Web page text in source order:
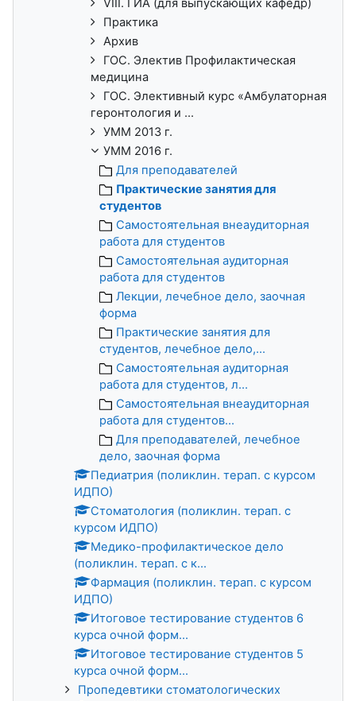
VIII. ГИА (для выпускающих кафедр)
Практика
Архив
ГОС. Электив Профилактическая
медицина
ГОС. Элективный курс «Амбулаторная
геронтология и ...
УММ 2013 г.
УММ 2016 г.
Для преподавателей
Практические занятия для
студентов
Самостоятельная внеаудиторная
работа для студентов
Самостоятельная аудиторная
работа для студентов
Лекции, лечебное дело, заочная
форма
Практические занятия для
студентов, лечебное дело,...
Самостоятельная аудиторная
работа для студентов, л...
Самостоятельная внеаудиторная
работа для студентов...
Для преподавателей, лечебное
дело, заочная форма
Педиатрия (поликлин. терап. с курсом
ИДПО)
Стоматология (поликлин. терап. с
курсом ИДПО)
Медико-профилактическое дело
(поликлин. терап. с к...
Фармация (поликлин. терап. с курсом
ИДПО)
Итоговое тестирование студентов 6
курса очной форм...
Итоговое тестирование студентов 5
курса очной форм...
Пропедевтики стоматологических